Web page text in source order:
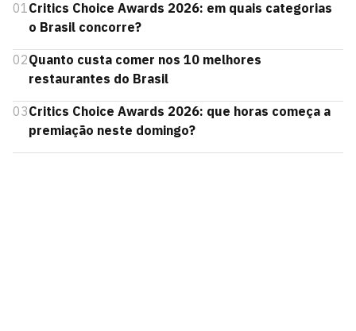
01Critics Choice Awards 2026: em quais categorias
o Brasil concorre?
02Quanto custa comer nos 10 melhores
restaurantes do Brasil
03Critics Choice Awards 2026: que horas começa a
premiação neste domingo?